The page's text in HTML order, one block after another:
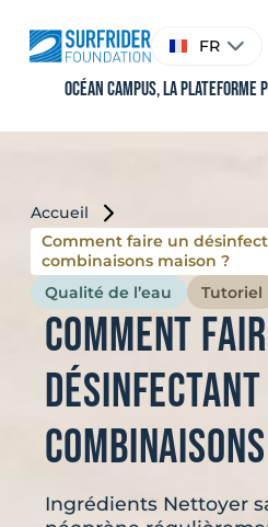
contenu
Choisir
une
FR
Océan Campus, La plateforme
Accueil
Comment faire un
combinaisons maison ?
Qualité de l’eau
Tutoriel
Comment
Ingrédients Nettoyer